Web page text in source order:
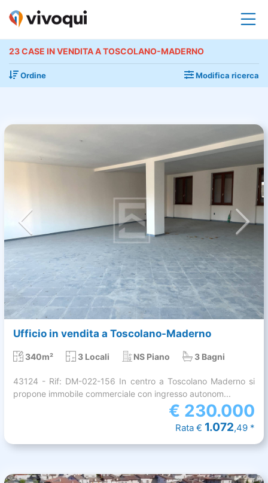
23 CASE IN VENDITA A TOSCOLANO-MADERNO
Ordine Modifica ricerca
Ufficio in vendita a Toscolano-Maderno
340m² 3 Locali NS Piano 3 Bagni
43124 - Rif: DM-022-156 In centro a Toscolano Maderno si
propone immobile commerciale con ingresso autonom...
€ 230.000
Rata € 1.072,49 *